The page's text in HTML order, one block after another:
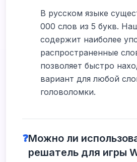
В русском языке
000 слов из 5 букв.
содержит наиболее
распространенные
позволяет быстро
вариант для любой
головоломки.
❓Можно ли
решатель для игры